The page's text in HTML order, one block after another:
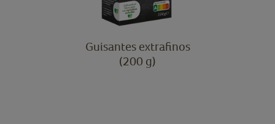
Guisantes extrafinos
(200 g)